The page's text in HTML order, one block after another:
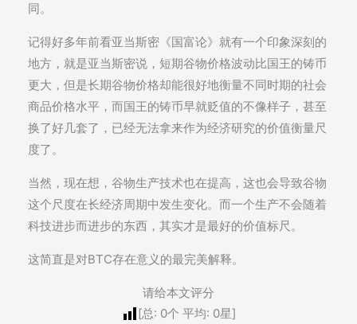
同。
记得好多年前看亚当斯密《国富论》就有一个印象深刻的
地方，就是亚当斯密说，短期谷物价格波动比国王的铸币
更大，但是长期谷物价格却能很好地衡量不同时期的社会
商品价格水平，而国王的铸币早就贬值的不像样子，甚至
换了好几套了，已经无法拿来作为经济研究的价值衡量尺
度了。
当然，现在想，谷物生产技术也在提高，这也会导致谷物
这个尺度在长经济周期中发生变化。而一个生产不会随着
科技进步而进步的东西，其实才是最好的价值标尺。
这简直是对BTC存在意义的最完美解释。
请给本文评分
[总: 0个 平均: 0星]